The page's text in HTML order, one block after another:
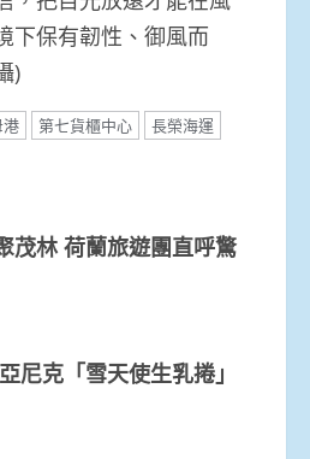
下保有韌性、御風而
)
港 第七貨櫃中心
長榮海運
茂林 荷蘭旅遊團直呼驚
尼克「雪天使生乳捲」